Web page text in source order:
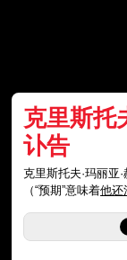
克里斯托
讣告
克里斯托夫·玛丽亚
（“预期”意味着他还